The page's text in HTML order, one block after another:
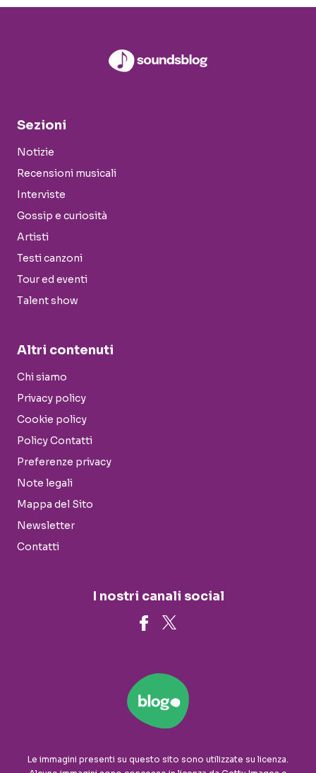
Sezioni
Notizie
Recensioni musicali
Interviste
Gossip e curiosità
Artisti
Testi canzoni
Tour ed eventi
Talent show
Altri contenuti
Chi siamo
Privacy policy
Cookie policy
Policy Contatti
Preferenze privacy
Note legali
Mappa del Sito
Newsletter
Contatti
I nostri canali social
Le immagini presenti su questo sito sono utilizzate su licenza.